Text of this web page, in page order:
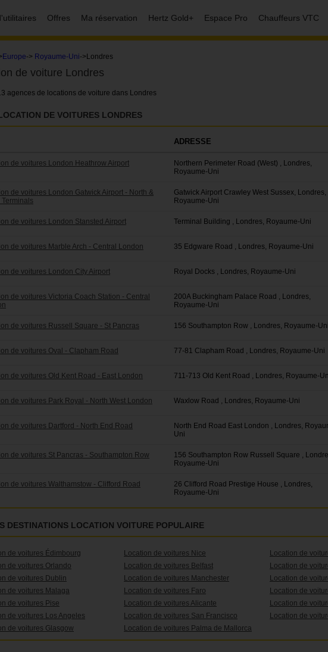
Offres Ma réservation Hertz Gold+ Espace Pro Chauffeurs VTC
Europe-> Royaume-Uni->Londres
de voiture Londres
agences de locations de voiture dans Londres
DE VOITURES LONDRES
ADRESSE
de voitures London Heathrow Airport
Northern Perimeter Road (West) , Londres,
Royaume-Uni
de voitures London Gatwick Airport - North &
Terminals
Gatwick Airport Crawley West Sussex, Londres,
Royaume-Uni
de voitures London Stansted Airport Terminal Building , Londres, Royaume-Uni
de voitures Marble Arch - Central London 35 Edgware Road , Londres, Royaume-Uni
de voitures London City Airport Royal Docks , Londres, Royaume-Uni
de voitures Victoria Coach Station - Central
200A Buckingham Palace Road , Londres,
Royaume-Uni
de voitures Russell Square - St Pancras 156 Southampton Row , Londres, Royaume-Uni
de voitures Oval - Clapham Road 77-81 Clapham Road , Londres, Royaume-Uni
de voitures Old Kent Road - East London 711-713 Old Kent Road , Londres, Royaume-
de voitures Park Royal - North West London Waxlow Road , Londres, Royaume-Uni
de voitures Dartford - North End Road
North End Road East London , Londres,
Uni
de voitures St Pancras - Southampton Row
156 Southampton Row Russell Square ,
Royaume-Uni
de voitures Walthamstow - Clifford Road
26 Clifford Road Prestige House , Londres,
Royaume-Uni
DESTINATIONS LOCATION VOITURE POPULAIRE
de voitures Édimbourg
de voitures Orlando
de voitures Dublin
de voitures Malaga
de voitures Pise
de voitures Los Angeles
de voitures Glasgow
Location de voitures Nice
Location de voitures Belfast
Location de voitures Manchester
Location de voitures Faro
Location de voitures Alicante
Location de voitures San Francisco
Location de voitures Palma de Mallorca
Location de
Location de
Location de
Location de
Location de
Location de